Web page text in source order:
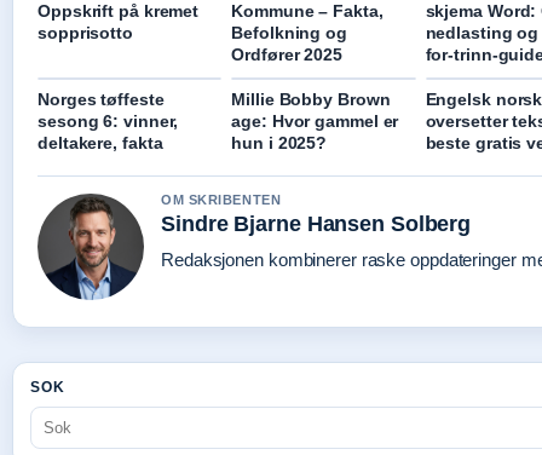
Oppskrift på kremet
sopprisotto
Kommune – Fakta,
Befolkning og
Ordfører 2025
skjema Word:
nedlasting
for-trinn-
Norges tøffeste
sesong 6: vinner,
deltakere, fakta
Millie Bobby Brown
age: Hvor gammel er
hun i 2025?
Engelsk norsk
oversetter
beste gratis
OM SKRIBENTEN
Sindre Bjarne Hansen Solberg
Redaksjonen kombinerer raske oppdateringer
SOK